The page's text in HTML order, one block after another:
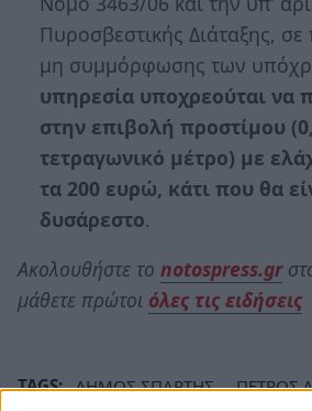
Πυροσβεστικής Διάταξης,
μη συμμόρφωσης των
υπηρεσία υποχρεούται να
στην επιβολή προστίμου
τετραγωνικό μέτρο) με
τα 200 ευρώ, κάτι που θα
δυσάρεστο.
Ακολουθήστε το notospress.gr
μάθετε πρώτοι όλες τις ειδήσεις
TAGS: ΔΗΜΟΣ ΣΠΑΡΤΗΣ
ΠΕΤΡΟΣ